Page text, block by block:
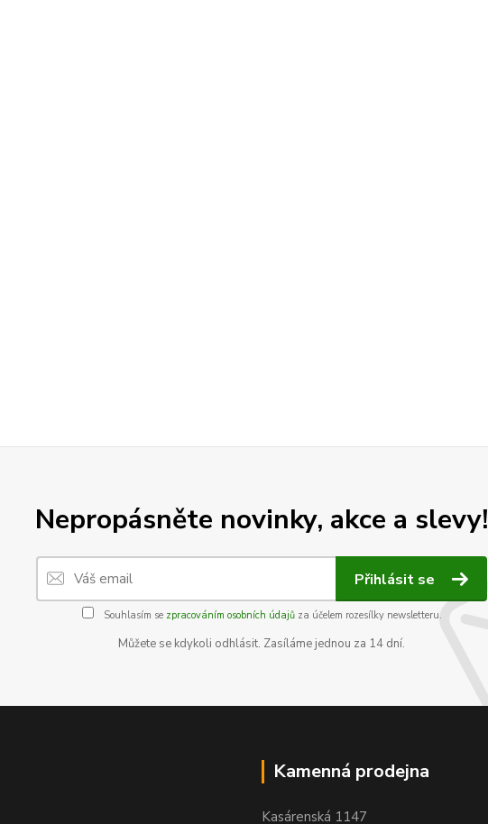
Nepropásněte novinky, akce a slevy!
Přihlásit se
Souhlasím se zpracováním osobních údajůza účelem rozesílky newsletteru.
Můžete se kdykoli odhlásit. Zasíláme jednou za 14 dní.
Kamenná prodejna
Kasárenská 1147